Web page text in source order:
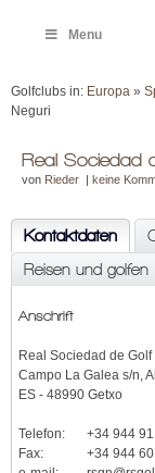
Menu
Golfclubs in: Europa »
Neguri
Real Sociedad
von Rieder | keine
Kontaktdaten
Reisen und golfen
Anschrift
Real Sociedad de
Campo La Galea s/n,
ES - 48990 Getxo
Telefon:
+34 944
Fax:
+34 944